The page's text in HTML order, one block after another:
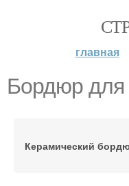
главная
Бордюр для
Керамический